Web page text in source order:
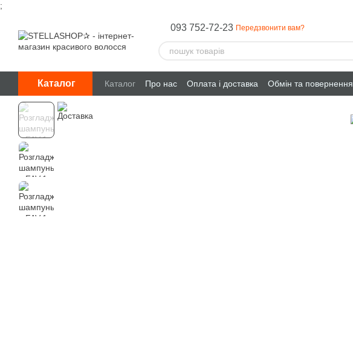
;
093 752-72-23 Передзвонити вам?
Каталог Каталог Про нас Оплата і доставка Обмін та повернення